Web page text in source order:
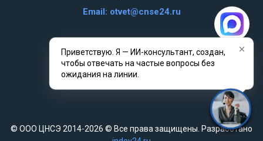
Email: otvet@cnse24.ru
г. Иваново, улица садовая, 3
Связаться с нами
© ООО ЦНСЭ 2014-2026 © Все права защищены. Разработано
Приветствую. Я — ИИ-консультант, создан,
чтобы отвечать на частые вопросы без
ожидания на линии.